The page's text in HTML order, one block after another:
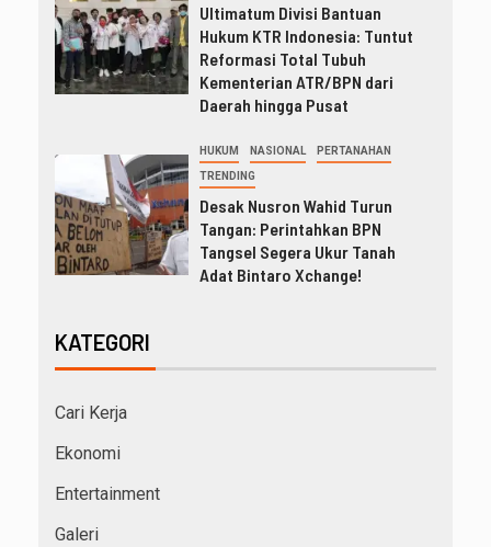
Ultimatum Divisi Bantuan
Hukum KTR Indonesia: Tuntut
Reformasi Total Tubuh
Kementerian ATR/BPN dari
Daerah hingga Pusat
HUKUM NASIONAL PERTANAHAN
TRENDING
Desak Nusron Wahid Turun
Tangan: Perintahkan BPN
Tangsel Segera Ukur Tanah
Adat Bintaro Xchange!
KATEGORI
Cari Kerja
Ekonomi
Entertainment
Galeri